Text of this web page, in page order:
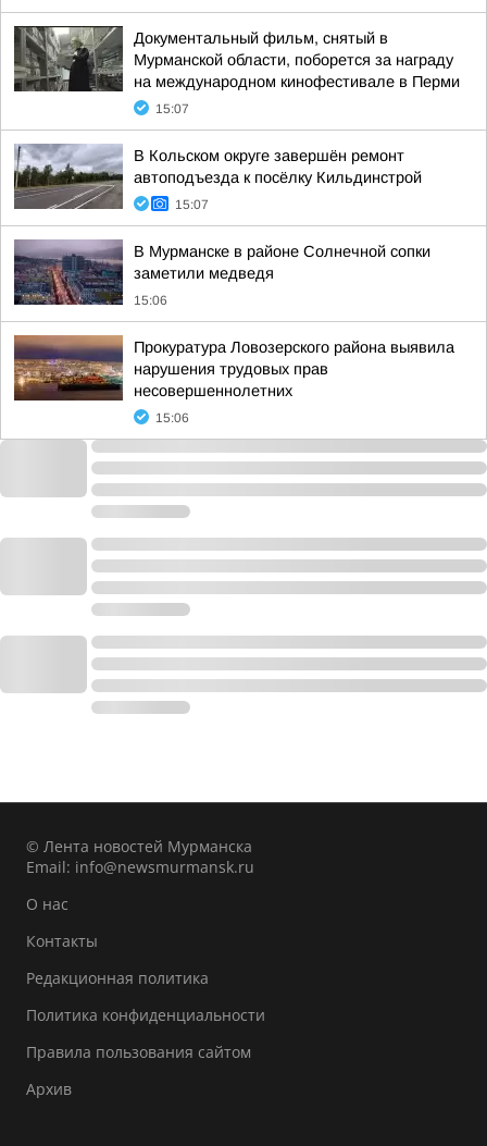
Документальный фильм, снятый в
Мурманской области, поборется за награду
на международном кинофестивале в Перми
15:07
В Кольском округе завершён ремонт
автоподъезда к посёлку Кильдинстрой
15:07
В Мурманске в районе Солнечной сопки
заметили медведя
15:06
Прокуратура Ловозерского района выявила
нарушения трудовых прав
несовершеннолетних
15:06
© Лента новостей Мурманска
Email: info@newsmurmansk.ru
О нас
Контакты
Редакционная политика
Политика конфиденциальности
Правила пользования сайтом
Архив